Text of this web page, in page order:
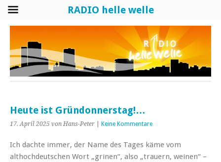
Heute ist Gründonnerstag!…
17. April 2025 von Hans-Peter Keine Kommentare
Ich dachte immer, der Name des Tages käme vom
althochdeutschen Wort „grinen“, also „trauern, weinen“ –
RADIO helle welle